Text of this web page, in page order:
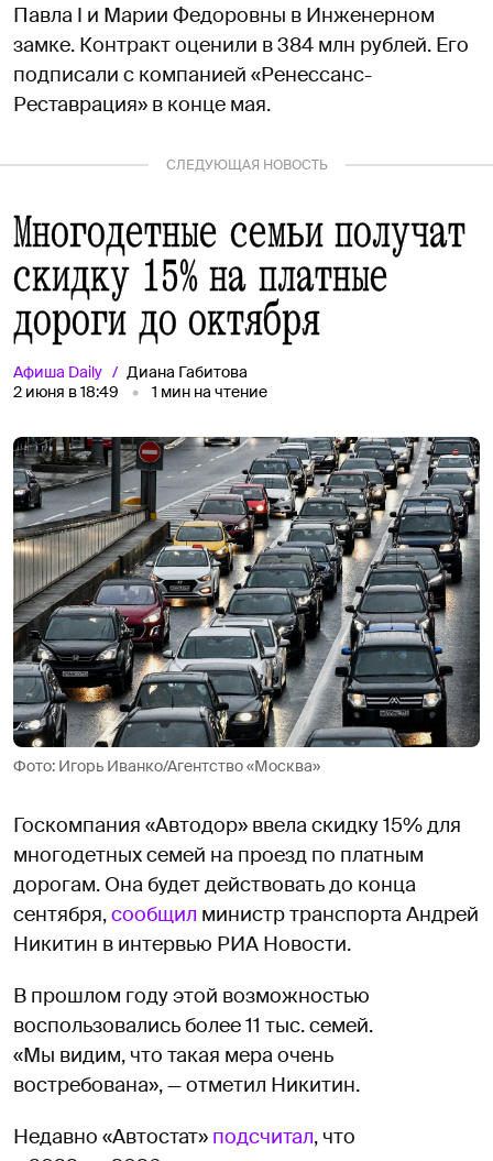
Павла I и Марии Федоровны в Инженерном
замке. Контракт оценили в 384 млн рублей. Его
подписали с компанией «Ренессанс-
Реставрация» в конце мая.
СЛЕДУЮЩАЯ НОВОСТЬ
Многодетные семьи получат
скидку 15% на платные
дороги до октября
Афиша Daily
Диана Габитова
2 июня в 18:49
1 мин на чтение
Фото: Игорь Иванко/Агентство «Москва»
Госкомпания «Автодор» ввела скидку 15% для
многодетных семей на проезд по платным
дорогам. Она будет действовать до конца
сентября,сообщил министр транспорта Андрей
Никитин в интервью РИА Новости.
В прошлом году этой возможностью
воспользовались более 11 тыс. семей.
«Мы видим, что такая мера очень
востребована», — отметил Никитин.
Недавно «Автостат» подсчитал, что